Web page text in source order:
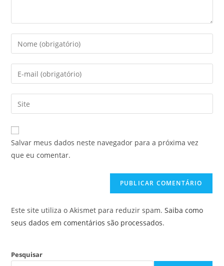
Digite
seu
nome
ou
de
usuário
para
comentar
Digite
seu
endereço
de
mail
para
comentar
Digite
o
URL
do
site
Salvar meus dados neste navegador para a próxima vez
que eu comentar.
Este site utiliza o Akismet para reduzir spam.Saiba como
seus dados em comentários são processados.
Pesquisar